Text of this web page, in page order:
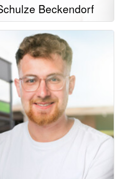
Beckendorf
Mail schreiben
9321-17
9321-20